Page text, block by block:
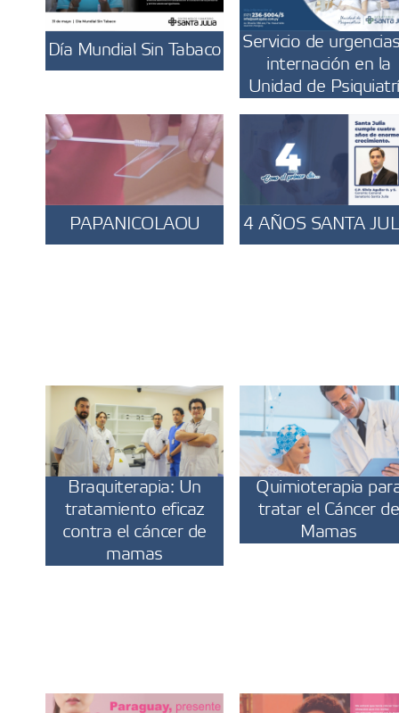
Día Mundial Sin Tabaco
Servicio de
internación en la
Unidad de
PAPANICOLAOU 4 AÑOS SANTA
Braquiterapia: Un
tratamiento eficaz
contra el cáncer de
mamas
Quimioterapia
tratar el Cáncer de
Mamas